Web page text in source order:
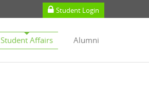
Student Login
Student Affairs Alumni